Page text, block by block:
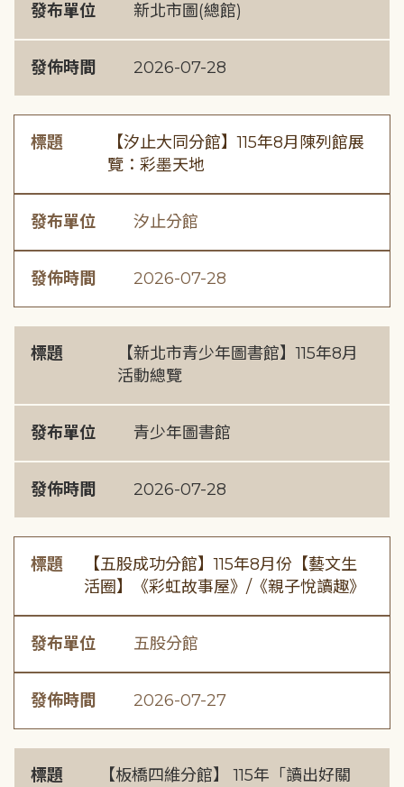
發布單位 新北市圖(總館)
發佈時間 2026-07-28
標題
【汐止大同分館】115年8月陳列館展
覽：彩墨天地
發布單位 汐止分館
發佈時間 2026-07-28
標題
【新北市青少年圖書館】115年8月
活動總覽
發布單位 青少年圖書館
發佈時間 2026-07-28
標題
【五股成功分館】115年8月份【藝文生
活圈】《彩虹故事屋》/《親子悅讀趣》
發布單位 五股分館
發佈時間 2026-07-27
標題
【板橋四維分館】 115年「讀出好關